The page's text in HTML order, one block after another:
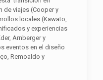
de viajes (Cooper y
locales (Kawato,
y experiencias
Arnberger y
eventos en el diseño
Remoaldo y